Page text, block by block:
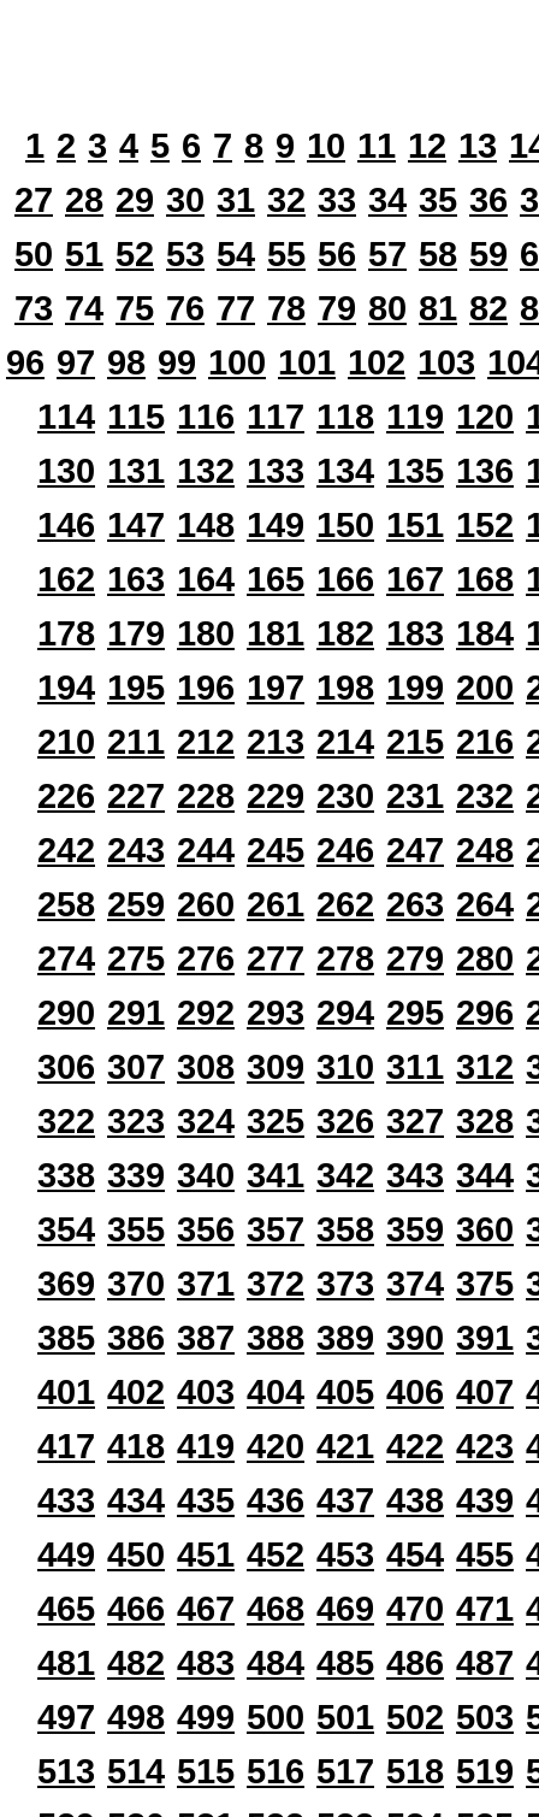
1 2 3 4 5 6 7 8 9 10 11 12 13
27 28 29 30 31 32 33 34 35 36
50 51 52 53 54 55 56 57 58 59
73 74 75 76 77 78 79 80 81 82
96 97 98 99 100 101 102 103
114 115 116 117 118 119 120
130 131 132 133 134 135 136
146 147 148 149 150 151 152
162 163 164 165 166 167 168
178 179 180 181 182 183 184
194 195 196 197 198 199 200
210 211 212 213 214 215 216
226 227 228 229 230 231 232
242 243 244 245 246 247 248
258 259 260 261 262 263 264
274 275 276 277 278 279 280
290 291 292 293 294 295 296
306 307 308 309 310 311 312
322 323 324 325 326 327 328
338 339 340 341 342 343 344
354 355 356 357 358 359 360
369 370 371 372 373 374 375
385 386 387 388 389 390 391
401 402 403 404 405 406 407
417 418 419 420 421 422 423
433 434 435 436 437 438 439
449 450 451 452 453 454 455
465 466 467 468 469 470 471
481 482 483 484 485 486 487
497 498 499 500 501 502 503
513 514 515 516 517 518 519